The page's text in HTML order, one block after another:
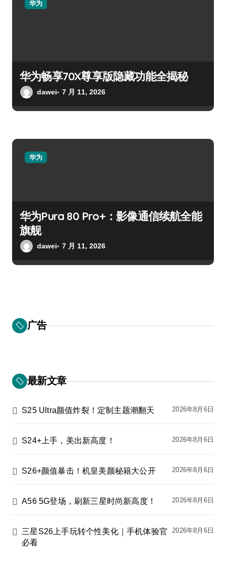
华为
华为畅享70X尊享版隐藏功能全揭秘
dawei 7 月 11, 2026
华为
华为Pura 80 Pro+：影像通信续航全能
旗舰
dawei 7 月 11, 2026
广告
最新文章
S25 Ultra颜值炸裂！定制主题潮翻天 2026年8月6日
S24+上手，美出新高度！ 2026年8月6日
S26+颜值暴击！机皇美颜秘籍大公开 2026年8月6日
A56 5G登场，刷新三星时尚新高度！ 2026年8月6日
三星S26上手玩转个性美化｜手机体验官
必看
2026年8月6日